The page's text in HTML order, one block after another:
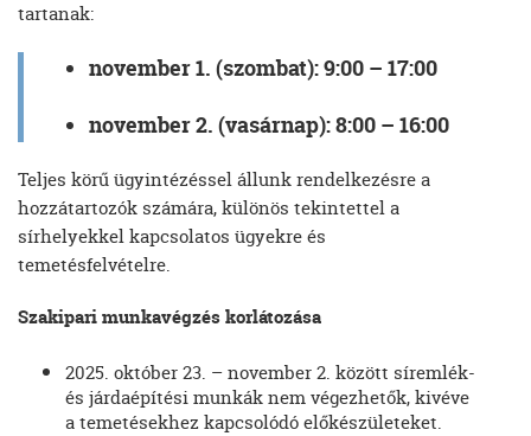
tartanak:
november 1. (szombat): 9:00 – 17:00
november 2. (vasárnap): 8:00 – 16:00
Teljes körű ügyintézéssel állunk rendelkezésre a
hozzátartozók számára, különös tekintettel a
sírhelyekkel kapcsolatos ügyekre és
temetésfelvételre.
Szakipari munkavégzés korlátozása
2025. október 23. – november 2. között síremlék-
és járdaépítési munkák nem végezhetők, kivéve
a temetésekhez kapcsolódó előkészületeket.